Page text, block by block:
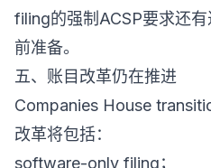
filing的强制ACSP要求还
前准备。
五、账目改革仍在推进
Companies House
改革将包括：
software-only filing；